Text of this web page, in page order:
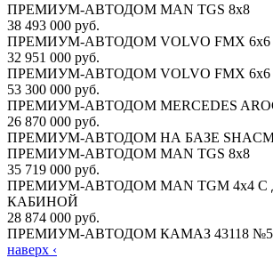
ПРЕМИУМ-АВТОДОМ MAN TGS 8х8
38 493 000 руб.
ПРЕМИУМ-АВТОДОМ VOLVO FMX
32 951 000 руб.
ПРЕМИУМ-АВТОДОМ VOLVO FMX 6x6
53 300 000 руб.
ПРЕМИУМ-АВТОДОМ MERCEDES
26 870 000 руб.
ПРЕМИУМ-АВТОДОМ НА БАЗЕ
ПРЕМИУМ-АВТОДОМ MAN TGS 8х8
35 719 000 руб.
ПРЕМИУМ-АВТОДОМ MAN TGM 4х4
КАБИНОЙ
28 874 000 руб.
ПРЕМИУМ-АВТОДОМ КАМАЗ 43118 №5
наверх ‹